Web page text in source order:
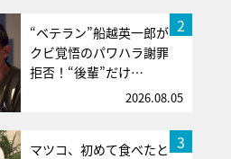
2
“ベテラン”船越英一郎が
クビ覚悟のパワハラ謝罪
拒否！“後輩”だけ…
2026.08.05
3
マツコ、初めて食べたと